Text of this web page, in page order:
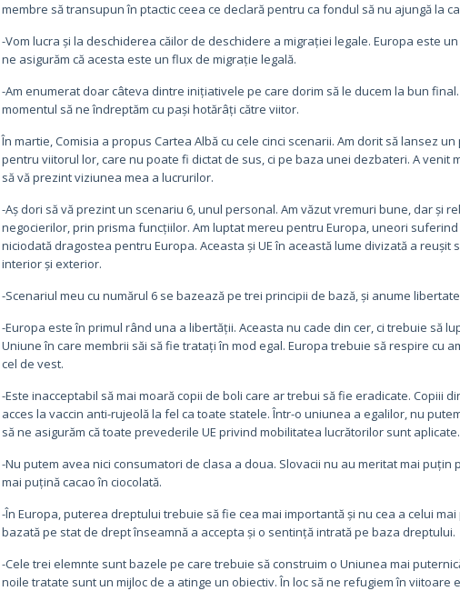
membre să transupun în ptactic ceea ce declară pentru ca fondul să nu ajungă la
-Vom lucra și la deschiderea căilor de deschidere a migrației legale. Europa este
ne asigurăm că acesta este un flux de migrație legală.
-Am enumerat doar câteva dintre inițiativele pe care dorim să le ducem la bun
momentul să ne îndreptăm cu pași hotărâți către viitor.
În martie, Comisia a propus Cartea Albă cu cele cinci scenarii. Am dorit să lansez
pentru viitorul lor, care nu poate fi dictat de sus, ci pe baza unei dezbateri. A venit
să vă prezint viziunea mea a lucrurilor.
-Aș dori să vă prezint un scenariu 6, unul personal. Am văzut vremuri bune, dar și
negocierilor, prin prisma funcțiilor. Am luptat mereu pentru Europa, uneori
niciodată dragostea pentru Europa. Aceasta și UE în această lume divizată a reușit
interior și exterior.
-Scenariul meu cu numărul 6 se bazează pe trei principii de bază, și anume
-Europa este în primul rând una a libertății. Aceasta nu cade din cer, ci trebuie să
Uniune în care membrii săi să fie tratați în mod egal. Europa trebuie să respire cu
cel de vest.
-Este inacceptabil să mai moară copii de boli care ar trebui să fie eradicate. Copiii
acces la vaccin anti-rujeolă la fel ca toate statele. Într-o uniunea a egalilor, nu
să ne asigurăm că toate prevederile UE privind mobilitatea lucrătorilor sunt aplicate.
-Nu putem avea nici consumatori de clasa a doua. Slovacii nu au meritat mai puțin
mai puțină cacao în ciocolată.
-În Europa, puterea dreptului trebuie să fie cea mai importantă și nu cea a celui
bazată pe stat de drept înseamnă a accepta și o sentință intrată pe baza dreptului.
-Cele trei elemnte sunt bazele pe care trebuie să construim o Uniunea mai
noile tratate sunt un mijloc de a atinge un obiectiv. În loc să ne refugiem în viitoare